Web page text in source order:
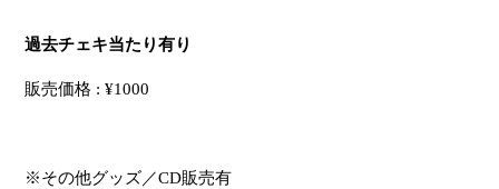
過去チェキ当たり有り
販売価格 : ¥1000
※その他グッズ／CD販売有